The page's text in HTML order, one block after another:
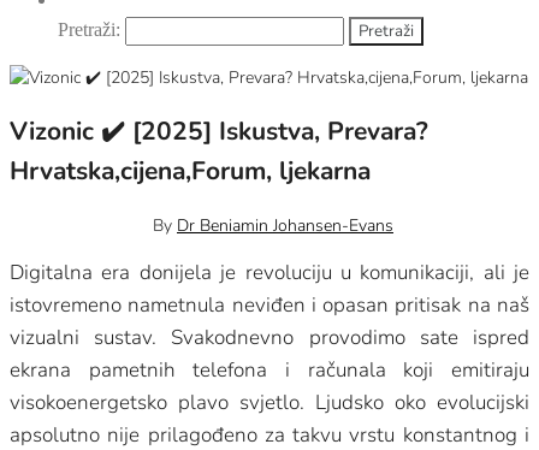
Pretraži:
Vizonic ✔️ [2025] Iskustva, Prevara?
Hrvatska,cijena,Forum, ljekarna
By Dr Beniamin Johansen-Evans
Digitalna era donijela je revoluciju u komunikaciji, ali je
istovremeno nametnula neviđen i opasan pritisak na naš
vizualni sustav. Svakodnevno provodimo sate ispred
ekrana pametnih telefona i računala koji emitiraju
visokoenergetsko plavo svjetlo. Ljudsko oko evolucijski
apsolutno nije prilagođeno za takvu vrstu konstantnog i